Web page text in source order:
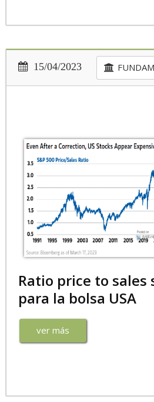
15/04/2023
Ratio price to sales
para la bolsa USA
ver más